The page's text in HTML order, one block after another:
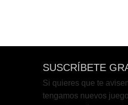
SUSCRÍBETE
Si quieres que te
tengamos nuevos